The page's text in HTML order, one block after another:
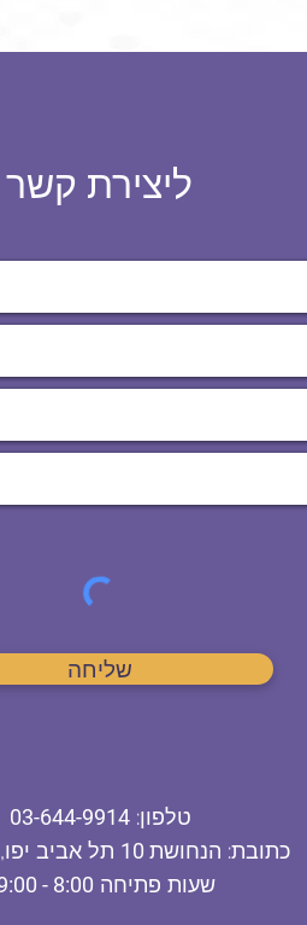
ליצירת קשר
טלפון:
03-644-9914
כתובת: הנחושת תל אביב יפו,
שעות פתיחה 8:00 - 19:00
שליחה